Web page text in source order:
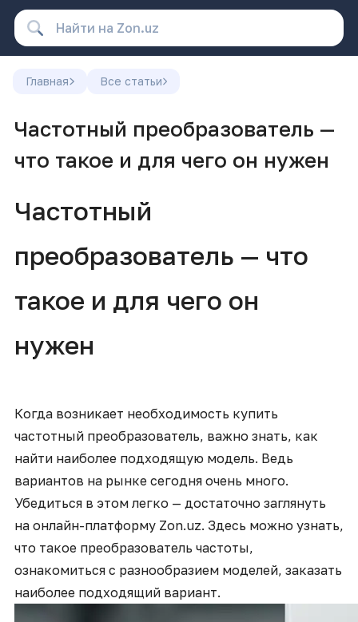
Главная Все статьи
Частотный преобразователь —
что такое и для чего он нужен
Частотный
преобразователь — что
такое и для чего он
нужен
Когда возникает необходимость купить
частотный преобразователь, важно знать, как
найти наиболее подходящую модель. Ведь
вариантов на рынке сегодня очень много.
Убедиться в этом легко — достаточно заглянуть
на онлайн-платформу Zon.uz. Здесь можно узнать,
что такое преобразователь частоты,
ознакомиться с разнообразием моделей, заказать
наиболее подходящий вариант.